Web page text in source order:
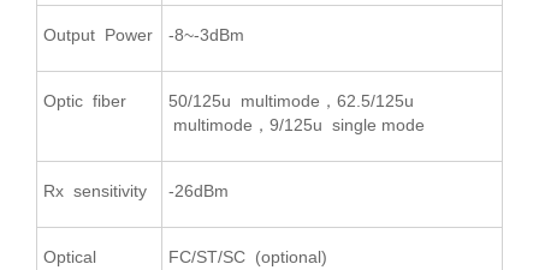
Output Power -8~-3dBm
Optic fiber
50/125u multimode，62.5/125u
multimode，9/125u single mode
Rx sensitivity -26dBm
Optical
FC/ST/SC (optional)